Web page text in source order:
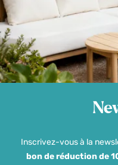
Inscrivez-vous à la
bon de réduction de